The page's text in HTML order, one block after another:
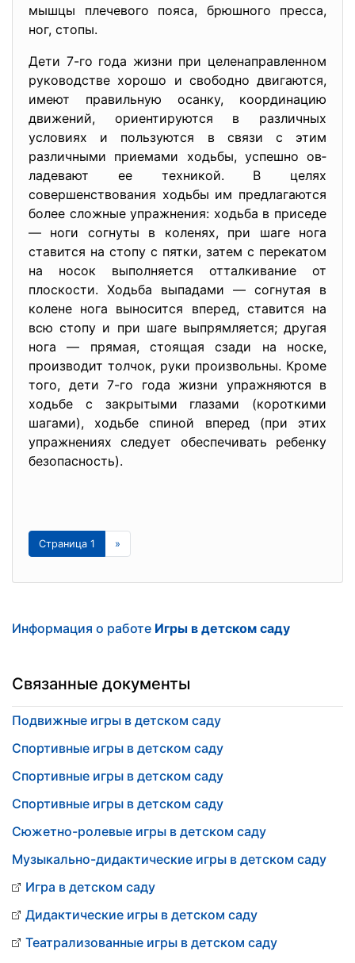
мышцы плечевого пояса, брюшного прес­са,
ног, стопы.
Дети 7-го года жизни при целенаправленном
руководстве хо­рошо и свободно двигаются,
имеют правильную осанку, коорди­нацию
движений, ориентируются в различных
условиях и пользу­ются в связи с этим
различными приемами ходьбы, успешно ов­
ладевают ее техникой. В целях
совершенствования ходьбы им пред­лагаются
более сложные упражнения: ходьба в приседе
— ноги согнуты в коленях, при шаге нога
ставится на стопу с пятки, затем с перекатом
на носок выполняется отталкивание от
плоско­сти. Ходьба выпадами — согнутая в
колене нога выносится вперед, ставится на
всю стопу и при шаге выпрямляется; другая
нога — прямая, стоящая сзади на носке,
производит толчок, руки про­извольны. Кроме
того, дети 7-го года жизни упражняются в
ходь­бе с закрытыми глазами (короткими
шагами), ходьбе спиной впе­ред (при этих
упражнениях следует обеспечивать ребенку
без­опасность).
Страница 1 »
Информация о работе Игры в детском саду
Связанные документы
Подвижные игры в детском саду
Спортивные игры в детском саду
Спортивные игры в детском саду
Спортивные игры в детском саду
Сюжетно-ролевые игры в детском саду
Музыкально-дидактические игры в детском саду
Игра в детском саду
Дидактические игры в детском саду
Театрализованные игры в детском саду